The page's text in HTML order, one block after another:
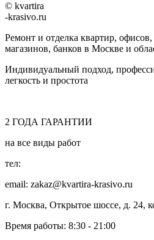
© kvartira
-krasivo.ru
Ремонт и отделка квартир, офисов,
магазинов, банков в Москве и
Индивидуальный подход,
легкость и простота
2 ГОДА ГАРАНТИИ
на все виды работ
тел:
email: zakaz@kvartira-krasivo.ru
г. Москва, Открытое шоссе, д. 24,
Время работы: 8:30 - 21:00